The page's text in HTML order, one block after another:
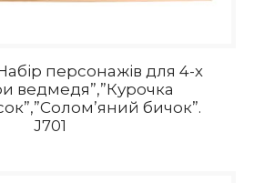
персонажів для 4-х
ведмедя”,”Курочка
бичок”.
J701